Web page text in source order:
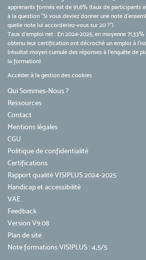
apprenants formés est de 91,6% (taux de participants
à la question "Si vous deviez donner une note
quelle note lui accorderiez-vous sur 20 ?")
Taux d’emploi net : En 2024-2025, en moyenne
obtenu leur certification ont décroché un emploi à
(résultat moyen cumulé des réponses à l'enquête de
la formation).
Accéder à la gestion des cookies
Qui Sommes-Nous ?
Ressources
Contact
Mentions légales
CGU
Politique de confidentialité
Certifications
Rapport qualité VISIPLUS 2024-2025
Handicap et accessibilité
VAE
Feedback
Version V9.08
Plan de site
Note formations VISIPLUS : 4,5/5